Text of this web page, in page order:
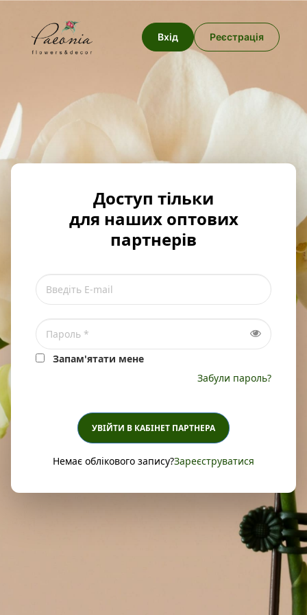
Вхід Реєстрація
Доступ тільки
для наших оптових
партнерів
Запам'ятати мене
Забули пароль?
УВІЙТИ В КАБІНЕТ ПАРТНЕРА
Немає облікового запису?Зареєструватися